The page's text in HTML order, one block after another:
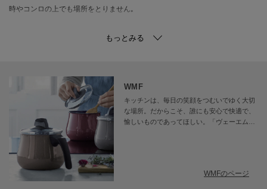
時やコンロの上でも場所をとりません｡
対応熱源:ガス・IH（100V・200V）
その他:--
【主な製品仕様】
重量:1290g
容量:1.7L
WMF
キッチンは、毎日の笑顔をつむいでゆく大切
な場所。だからこそ、誰にも安心で快適で、
愉しいものであってほしい。「ヴェーエムエ
な、キッチンやテーブルを中心とした日々の
WMFのページ